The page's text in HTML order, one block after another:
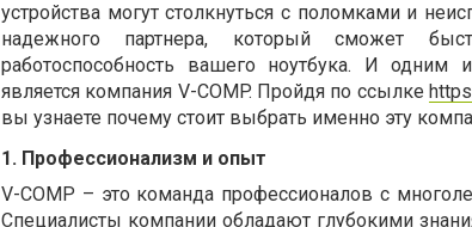
устройства могут столкнуться с поломками и
надежного партнера, который сможет
работоспособность вашего ноутбука. И
является компания V-COMP. Пройдя по ссылке
вы узнаете почему стоит выбрать именно эту
1. Профессионализм и опыт
V-COMP – это команда профессионалов с
Специалисты компании обладают глубокими